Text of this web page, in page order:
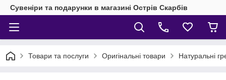
Сувеніри та подарунки в магазині Острів Скарбів
Товари та послуги Оригінальні товари Натуральні